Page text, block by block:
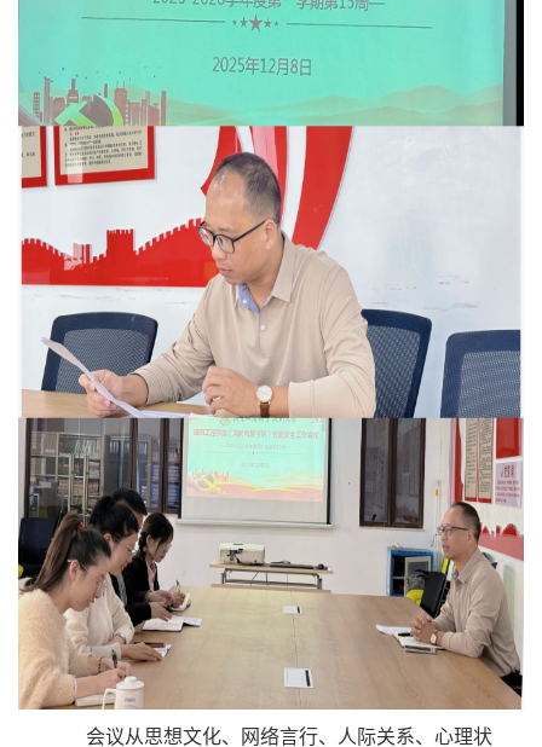
会议从思想文化、网络言行、人际关系、心理状